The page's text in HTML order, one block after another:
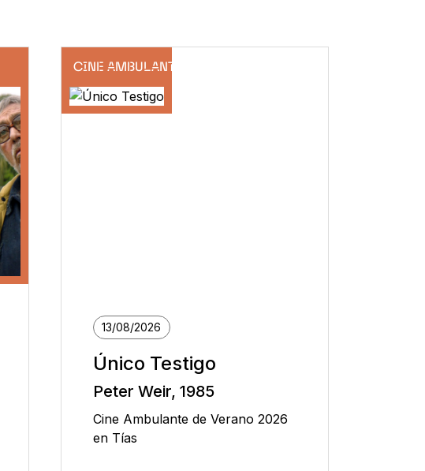
CINE AMBULANTE DE VERANO
13/08/2026
Único Testigo
Peter Weir, 1985
Cine Ambulante de Verano 2026
en Tías